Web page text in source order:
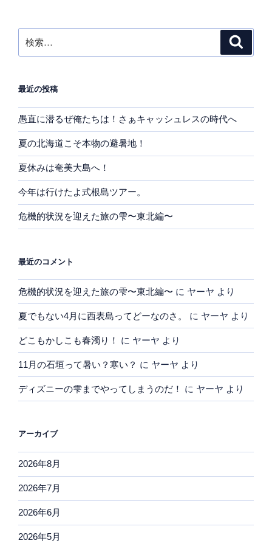
ン
索:
最近の投稿
愚直に潜るぜ俺たちは！さぁキャッシュレスの時代へ
夏の北海道こそ本物の避暑地！
夏休みは奄美大島へ！
今年は行けたよ式根島ツアー。
危機的状況を迎えた旅の雫〜東北編〜
最近のコメント
危機的状況を迎えた旅の雫〜東北編〜 に ヤーヤ より
夏でもない4月に西表島ってどーなのさ。 に ヤーヤ より
どこもかしこも春濁り！ に ヤーヤ より
11月の石垣って暑い？寒い？ に ヤーヤ より
ディズニーの雫までやってしまうのだ！ に ヤーヤ より
アーカイブ
2026年8月
2026年7月
2026年6月
2026年5月